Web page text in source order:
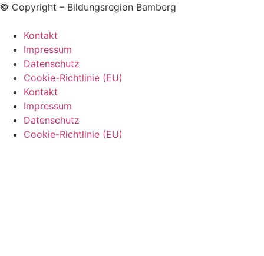
© Copyright – Bildungsregion Bamberg
Kontakt
Impressum
Datenschutz
Cookie-Richtlinie (EU)
Kontakt
Impressum
Datenschutz
Cookie-Richtlinie (EU)